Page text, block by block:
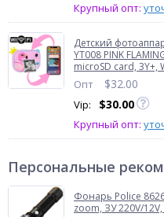
Крупный опт:
Детский
YT008 PINK
microSD card, 3Y+,
Опт $32.00
Vip: $30.00
Крупный опт:
Персональные
Фонарь Police
zoom, ЗУ 220V/